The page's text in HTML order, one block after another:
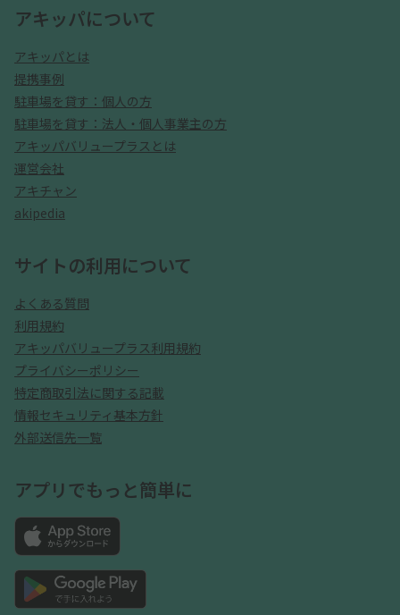
アキッパについて
アキッパとは
提携事例
駐車場を貸す：個人の方
駐車場を貸す：法人・個人事業主の方
アキッパバリュープラスとは
運営会社
アキチャン
akipedia
サイトの利用について
よくある質問
利用規約
アキッパバリュープラス利用規約
プライバシーポリシー
特定商取引法に関する記載
情報セキュリティ基本方針
外部送信先一覧
アプリでもっと簡単に